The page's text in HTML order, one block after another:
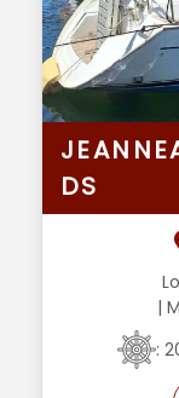
DS
|
: